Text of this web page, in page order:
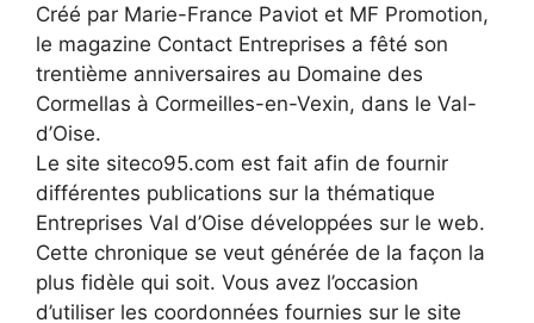
Créé par Marie-France Paviot et MF Promotion,
le magazine Contact Entreprises a fêté son
trentième anniversaires au Domaine des
Cormellas à Cormeilles-en-Vexin, dans le Val-
d’Oise.
Le site siteco95.com est fait afin de fournir
différentes publications sur la thématique
Entreprises Val d’Oise développées sur le web.
Cette chronique se veut générée de la façon la
plus fidèle qui soit. Vous avez l’occasion
d’utiliser les coordonnées fournies sur le site